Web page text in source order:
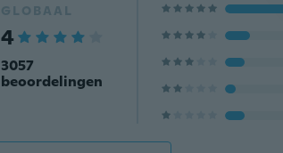
GLOBAAL
4
3057
beoordelingen